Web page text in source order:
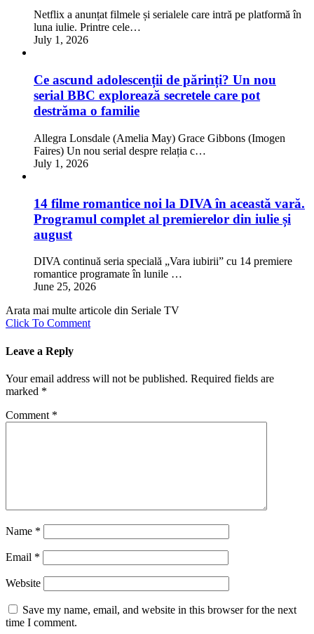
Netflix a anunțat filmele și serialele care intră pe platformă în
luna iulie. Printre cele…
July 1, 2026
Ce ascund adolescenții de părinți? Un nou
serial BBC explorează secretele care pot
destrăma o familie
Allegra Lonsdale (Amelia May) Grace Gibbons (Imogen
Faires) Un nou serial despre relația c…
July 1, 2026
14 filme romantice noi la DIVA în această vară.
Programul complet al premierelor din iulie și
august
DIVA continuă seria specială „Vara iubirii” cu 14 premiere
romantice programate în lunile …
June 25, 2026
Arata mai multe articole din Seriale TV
Click To Comment
Leave a Reply
Your email address will not be published. Required fields are
marked *
Comment *
Name *
Email *
Website
Save my name, email, and website in this browser for the next
time I comment.